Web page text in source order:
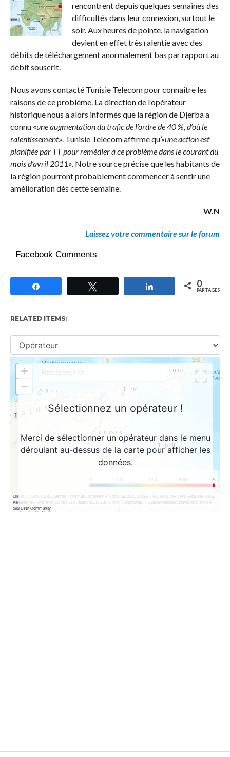
rencontrent depuis quelques semaines des
difficultés dans leur connexion, surtout le
soir. Aux heures de pointe, la navigation
devient en effet très ralentie avec des
débits de téléchargement anormalement bas par rapport au
débit souscrit.
Nous avons contacté Tunisie Telecom pour connaître les
raisons de ce problème. La direction de l’opérateur
historique nous a alors informés que la région de Djerba a
connu «une augmentation du trafic de l’ordre de 40 %, d’où le
ralentissement». Tunisie Telecom affirme qu’«une action est
planifiée par TT pour remédier à ce problème dans le courant du
mois d’avril 2011». Notre source précise que les habitants de
la région pourront probablement commencer à sentir une
amélioration dès cette semaine.
W.N
Laissez votre commentaire sur le forum
Facebook Comments
Partagez 0
PARTAGES
RELATED ITEMS: